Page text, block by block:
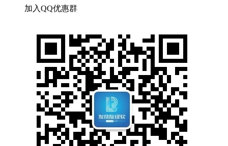
加入QQ优惠群